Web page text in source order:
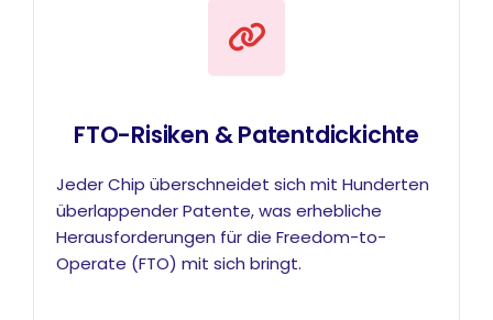
FTO-Risiken & Patentdickichte
Jeder Chip überschneidet sich mit Hunderten
überlappender Patente, was erhebliche
Herausforderungen für die Freedom-to-
Operate (FTO) mit sich bringt.